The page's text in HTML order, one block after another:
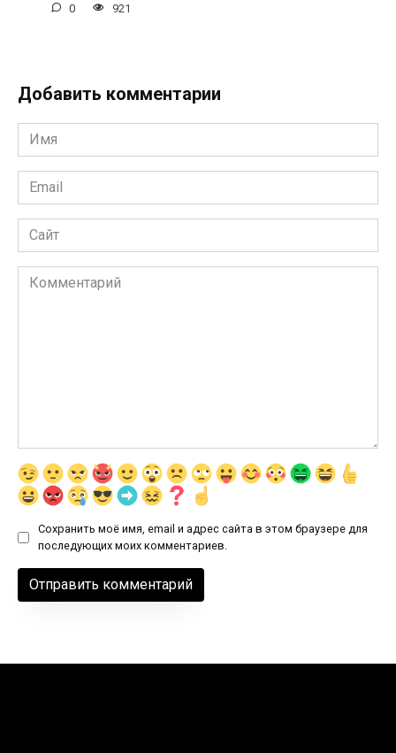
0 921
Добавить комментарии
Имя
*
Email
*
Сайт
Комментарий
Сохранить моё имя, email и адрес сайта в этом браузере для
последующих моих комментариев.